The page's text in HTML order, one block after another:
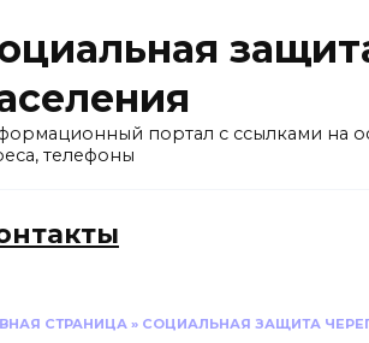
портал с ссылками на
телефоны
СТРАНИЦА » СОЦИАЛЬНАЯ ЗАЩИТА